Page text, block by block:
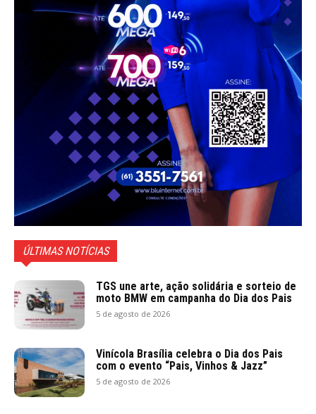
ÚLTIMAS NOTÍCIAS
TGS une arte, ação solidária e sorteio de
moto BMW em campanha do Dia dos Pais
5 de agosto de 2026
Vinícola Brasília celebra o Dia dos Pais
com o evento “Pais, Vinhos & Jazz”
5 de agosto de 2026